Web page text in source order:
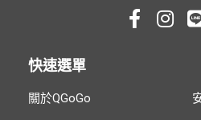
快速選單
關於QGoGo